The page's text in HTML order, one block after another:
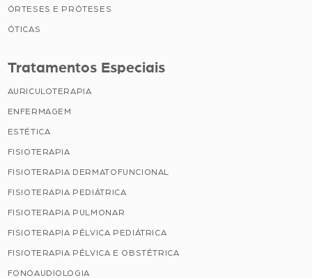
ÓRTESES E PRÓTESES
ÓTICAS
Tratamentos Especiais
AURICULOTERAPIA
ENFERMAGEM
ESTÉTICA
FISIOTERAPIA
FISIOTERAPIA DERMATOFUNCIONAL
FISIOTERAPIA PEDIÁTRICA
FISIOTERAPIA PULMONAR
FISIOTERAPIA PÉLVICA PEDIÁTRICA
FISIOTERAPIA PÉLVICA E OBSTÉTRICA
FONOAUDIOLOGIA